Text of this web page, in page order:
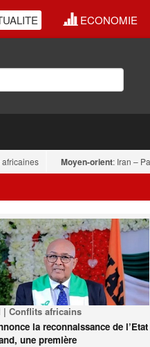
ECONOMIE
Moyen-orient: Iran –
| Conflits africains
la reconnaissance de l’Etat
une première